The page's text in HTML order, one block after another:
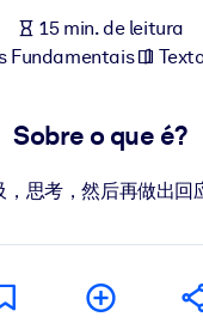
corporativa com
e pronto para uso.
de IA com
melhorar os resultados.
15 min. de leitura
Fundamentais
Sobre o que é?
，思考，然后再做出回